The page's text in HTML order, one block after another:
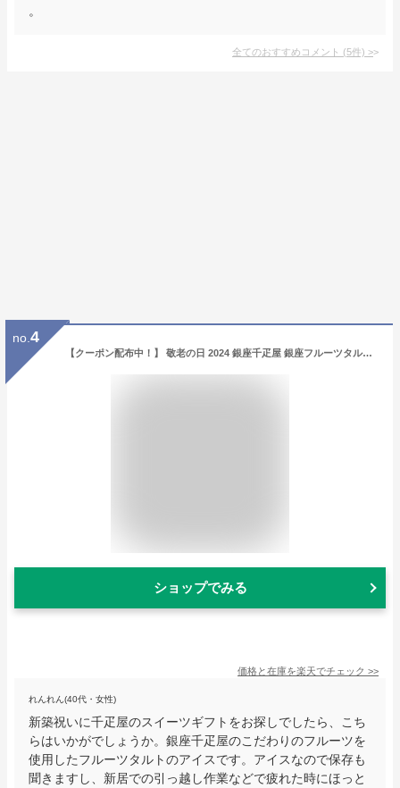
。
全てのおすすめコメント (5件) >
no. 4
【クーポン配布中！】 敬老の日 2024 銀座千疋屋 銀座フルーツタルトアイス SK165 アイスケーキ フルーツタルト タルト ケーキ 千疋屋 フルーツケーキ ギフト スイーツ 内祝い 出産 出産内祝い 結婚祝い お返し お礼 誕生日 おしゃれ プレゼント 送料無料 アイスギフト
ショップでみる
価格と在庫を楽天でチェック >>
れんれん(40代・女性)
新築祝いに千疋屋のスイーツギフトをお探しでしたら、こち
らはいかがでしょうか。銀座千疋屋のこだわりのフルーツを
使用したフルーツタルトのアイスです。アイスなので保存も
聞きますし、新居での引っ越し作業などで疲れた時にほっと